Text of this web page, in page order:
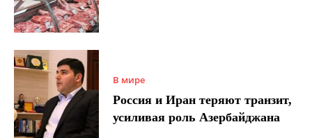
В мире
Россия и Иран теряют транзит,
усиливая роль Азербайджана